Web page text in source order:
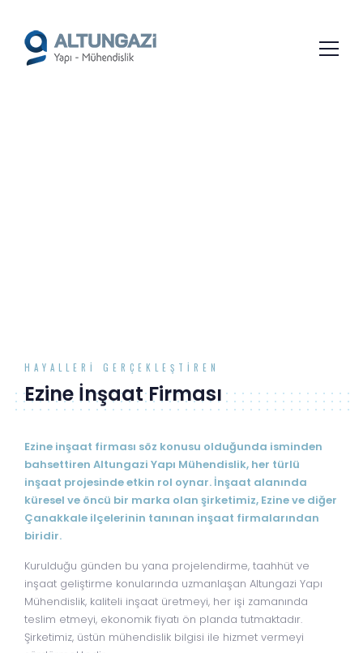
HAYALLERI GERÇEKLEŞTIREN
Ezine İnşaat Firması
Ezine inşaat firması söz konusu olduğunda isminden
bahsettiren Altungazi Yapı Mühendislik, her türlü
inşaat projesinde etkin rol oynar. İnşaat alanında
küresel ve öncü bir marka olan şirketimiz, Ezine ve diğer
Çanakkale ilçelerinin tanınan inşaat firmalarından
biridir.
Kurulduğu günden bu yana projelendirme, taahhüt ve
inşaat geliştirme konularında uzmanlaşan Altungazi Yapı
Mühendislik, kaliteli inşaat üretmeyi, her işi zamanında
teslim etmeyi, ekonomik fiyatı ön planda tutmaktadır.
Şirketimiz, üstün mühendislik bilgisi ile hizmet vermeyi